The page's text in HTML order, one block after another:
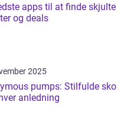
apps til at finde skjulte
og deals
2025
pumps: Stilfulde sko
anledning